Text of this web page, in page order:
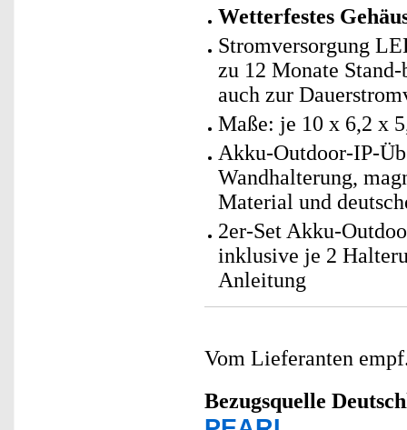
Wetterfestes
Stromversorgung
zu 12 Monate
auch zur
Maße: je 10 x 6,2 x
Akku-Outdoor-IP-
Wandhalterung,
Material und
2er-Set Akku-
inklusive je 2
Anleitung
Vom Lieferanten
Bezugsquelle